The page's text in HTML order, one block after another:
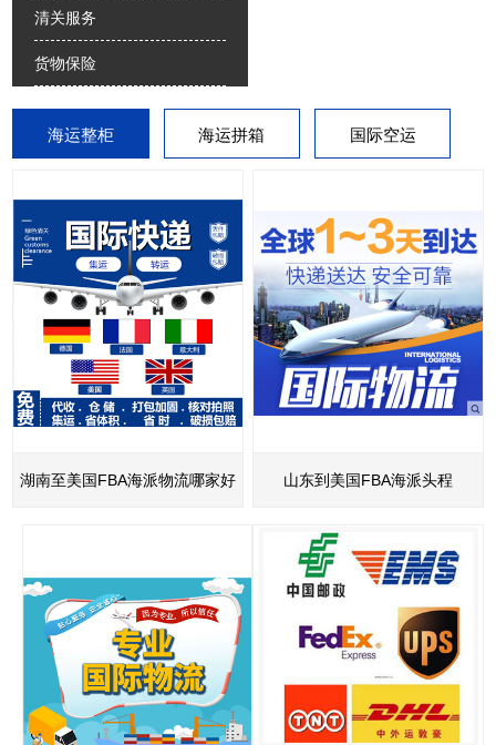
清关服务
货物保险
海运整柜 海运拼箱 国际空运
湖南至美国FBA海派物流哪家好 山东到美国FBA海派头程